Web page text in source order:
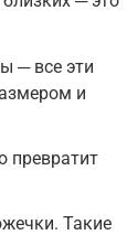
─ все эти
и
превратит
Такие